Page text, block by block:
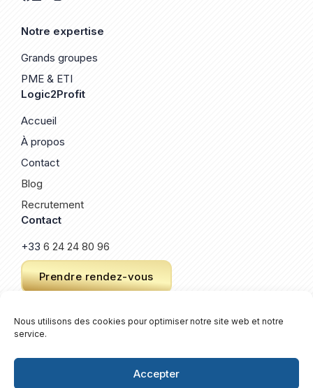
Nous utilisons des cookies pour optimiser notre site web et notre
service.
Accepter
Notre expertise
Grands groupes
PME & ETI
Logic2Profit
Accueil
À propos
Contact
Blog
Recrutement
Contact
+33 6 24 24 80 96
Prendre rendez-vous
© 2026 Logic2Profit. Un site créé par
Plan de site